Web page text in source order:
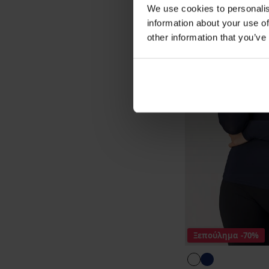
We use cookies to
information about your use
other information that
Ξεπούλημα -70%